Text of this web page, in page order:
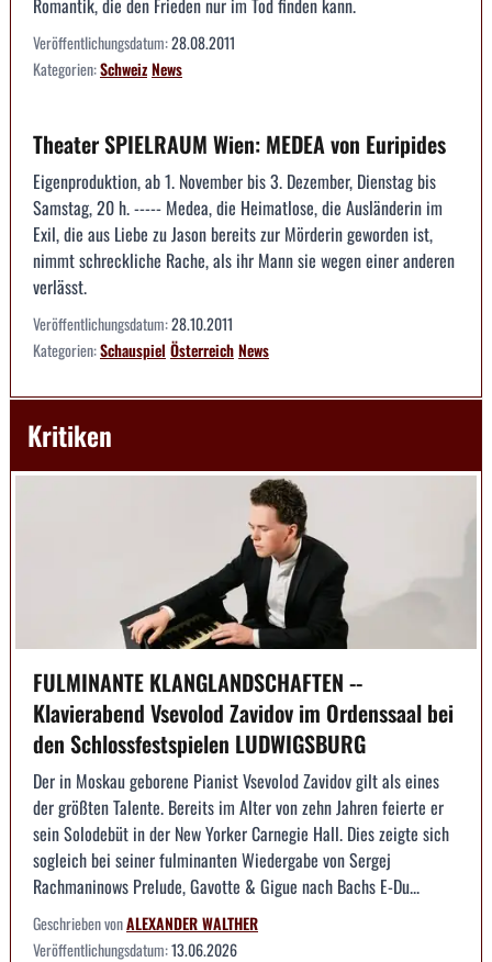
Romantik, die den Frieden nur im Tod finden kann.
Veröffentlichungsdatum:28.08.2011
Kategorien:SchweizNews
Theater SPIELRAUM Wien: MEDEA von Euripides
Eigenproduktion, ab 1. November bis 3. Dezember, Dienstag bis
Samstag, 20 h. ----- Medea, die Heimatlose, die Ausländerin im
Exil, die aus Liebe zu Jason bereits zur Mörderin geworden ist,
nimmt schreckliche Rache, als ihr Mann sie wegen einer anderen
verlässt.
Veröffentlichungsdatum:28.10.2011
Kategorien:Schauspiel ÖsterreichNews
Kritiken
FULMINANTE KLANGLANDSCHAFTEN --
Klavierabend Vsevolod Zavidov im Ordenssaal bei
den Schlossfestspielen LUDWIGSBURG
Der in Moskau geborene Pianist Vsevolod Zavidov gilt als eines
der größten Talente. Bereits im Alter von zehn Jahren feierte er
sein Solodebüt in der New Yorker Carnegie Hall. Dies zeigte sich
sogleich bei seiner fulminanten Wiedergabe von Sergej
Rachmaninows Prelude, Gavotte & Gigue nach Bachs E-Du...
Geschrieben vonALEXANDER WALTHER
Veröffentlichungsdatum:13.06.2026